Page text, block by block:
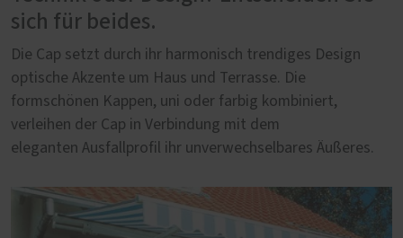
sich für beides.
Die Cap setzt durch ihr harmonisch trendiges Design
optische Akzente um Haus und Terrasse. Die
formschönen Kappen, uni oder farbig kombiniert,
verleihen der Cap in Verbindung mit dem
eleganten Ausfallprofil ihr unverwechselbares Äußeres.